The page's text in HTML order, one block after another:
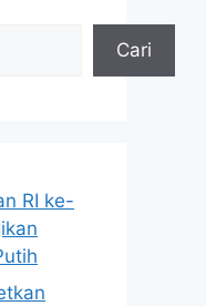
Cari
RI ke-